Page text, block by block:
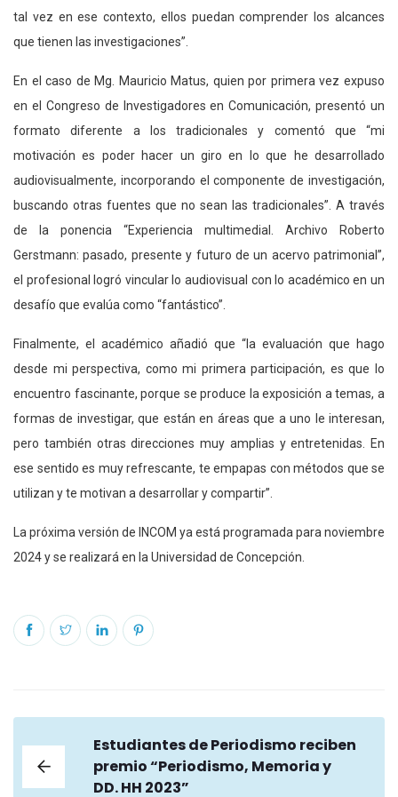
tal vez en ese contexto, ellos puedan comprender los alcances
que tienen las investigaciones”.
En el caso de Mg. Mauricio Matus, quien por primera vez expuso
en el Congreso de Investigadores en Comunicación, presentó un
formato diferente a los tradicionales y comentó que “mi
motivación es poder hacer un giro en lo que he desarrollado
audiovisualmente, incorporando el componente de investigación,
buscando otras fuentes que no sean las tradicionales”. A través
de la ponencia “Experiencia multimedial. Archivo Roberto
Gerstmann: pasado, presente y futuro de un acervo patrimonial”,
el profesional logró vincular lo audiovisual con lo académico en un
desafío que evalúa como “fantástico”.
Finalmente, el académico añadió que “la evaluación que hago
desde mi perspectiva, como mi primera participación, es que lo
encuentro fascinante, porque se produce la exposición a temas, a
formas de investigar, que están en áreas que a uno le interesan,
pero también otras direcciones muy amplias y entretenidas. En
ese sentido es muy refrescante, te empapas con métodos que se
utilizan y te motivan a desarrollar y compartir”.
La próxima versión de INCOM ya está programada para noviembre
2024 y se realizará en la Universidad de Concepción.
Estudiantes de Periodismo reciben
premio “Periodismo, Memoria y
DD. HH 2023”